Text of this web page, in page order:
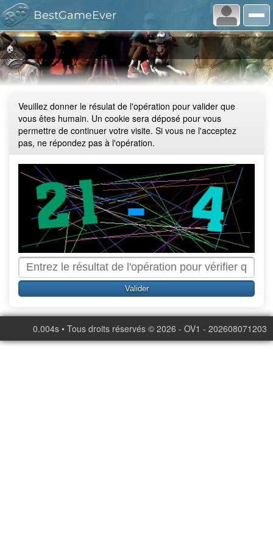
BestGameEver
🏠
Veuillez donner le résulat de l'opération pour valider que
vous êtes humain. Un cookie sera déposé pour vous
permettre de continuer votre visite. Si vous ne l'acceptez
pas, ne répondez pas à l'opération.
0.004s • Tous droits réservés © 2026 - OV1 - 202608071203